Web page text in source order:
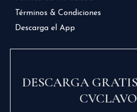
Términos & Condiciones
Descarga el App
DESCARGA